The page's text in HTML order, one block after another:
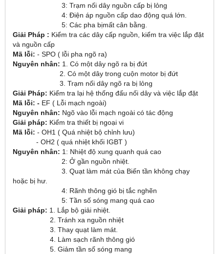
3: Trạm nối dây nguồn cấp bị lỏng
4: Điện áp nguồn cấp dao động quá lớn.
5: Các pha bịmất cân bằng.
Giải Pháp : Kiểm tra các dây cấp nguồn, kiểm tra việc lắp đặt
và nguồn cấp
Mã lỗi: - SPO ( lỗi pha ngõ ra)
Nguyên nhân: 1. Có một dây ngõ ra bị đứt
2. Có một dây trong cuộn motor bị đứt
3. Trạm nối dây ngõ ra bị lỏng
Giải Pháp: Kiểm tra lại hệ thống đấu nối dây và việc lắp đặt
Mã lỗi: - EF ( Lỗi mạch ngoài)
Nguyên nhân: Ngõ vào lỗi mạch ngoài có tác động
Giải pháp: Kiểm tra thiết bị ngoại vi
Mã lỗi: - OH1 ( Quá nhiệt bộ chỉnh lưu)
- OH2 ( quá nhiệt khối IGBT )
Nguyên nhân: 1: Nhiệt độ xung quanh quá cao
2: Ở gần nguồn nhiệt.
3. Quạt làm mát của Biến tần không chạy
hoặc bị hư.
4: Rãnh thông gió bị tắc nghẽn
5: Tần số sóng mang quá cao
Giải pháp: 1. Lắp bộ giải nhiệt.
2. Tránh xa nguồn nhiệt
3. Thay quạt làm mát.
4. Làm sạch rãnh thông gió
5. Giảm tần số sóng mang